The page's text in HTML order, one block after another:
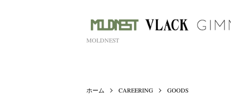
MOLDNEST
ホーム CAREERING GOODS